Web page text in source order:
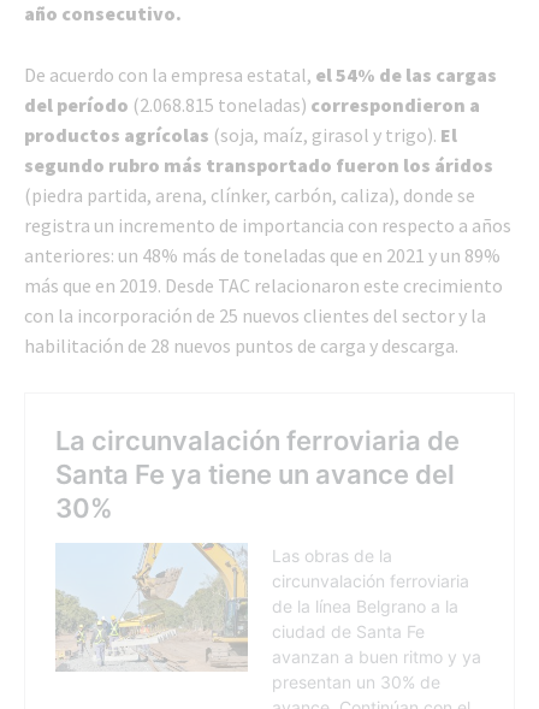
año consecutivo.
De acuerdo con la empresa estatal, el 54% de las cargas
del período (2.068.815 toneladas) correspondieron a
productos agrícolas (soja, maíz, girasol y trigo). El
segundo rubro más transportado fueron los áridos
(piedra partida, arena, clínker, carbón, caliza), donde se
registra un incremento de importancia con respecto a años
anteriores: un 48% más de toneladas que en 2021 y un 89%
más que en 2019. Desde TAC relacionaron este crecimiento
con la incorporación de 25 nuevos clientes del sector y la
habilitación de 28 nuevos puntos de carga y descarga.